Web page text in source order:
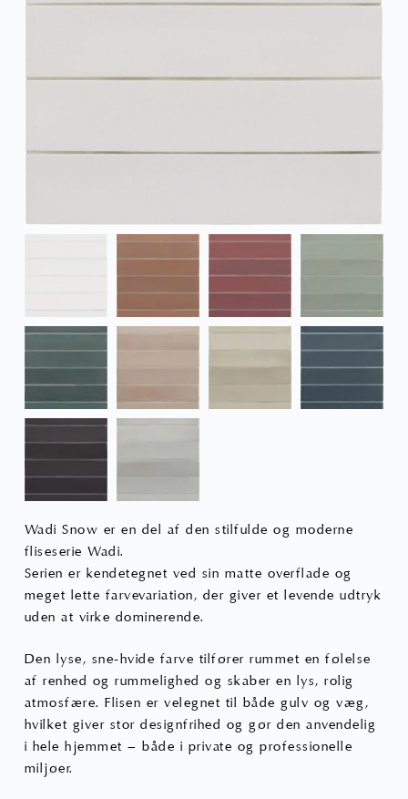
Wadi Snow er en del af den stilfulde og moderne
fliseserie Wadi.
Serien er kendetegnet ved sin matte overflade og
meget lette farvevariation, der giver et levende udtryk
uden at virke dominerende.
Den lyse, sne-hvide farve tilfører rummet en følelse
af renhed og rummelighed og skaber en lys, rolig
atmosfære. Flisen er velegnet til både gulv og væg,
hvilket giver stor designfrihed og gør den anvendelig
i hele hjemmet – både i private og professionelle
miljøer.